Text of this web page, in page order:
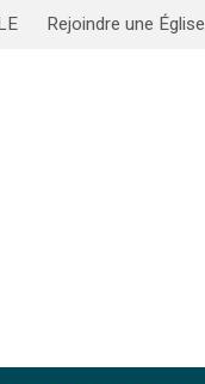
Rejoindre une Église